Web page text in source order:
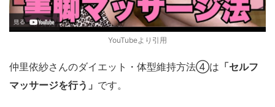
YouTubeより引用
仲里依紗さんのダイエット・体型維持方法④は 「セルフ
マッサージを行う」 です。